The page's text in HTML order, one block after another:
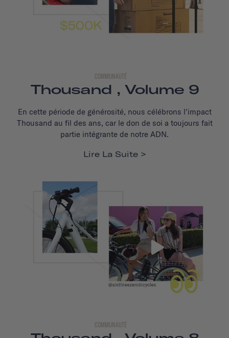
COMMUNAUTÉ
Thousand , Volume 9
En cette période de générosité, nous célébrons l'impact
Thousand au fil des ans, car le don de soi a toujours fait
partie intégrante de notre ADN.
Lire La Suite
COMMUNAUTÉ